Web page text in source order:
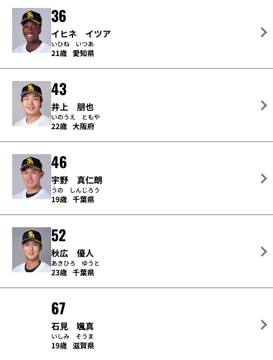
36
イヒネ イツア
いひね いつあ
21歳 愛知県
43
井上 朋也
いのうえ ともや
22歳 大阪府
46
宇野 真仁朗
うの しんじろう
19歳 千葉県
52
秋広 優人
あきひろ ゆうと
23歳 千葉県
67
石見 颯真
いしみ そうま
19歳 滋賀県